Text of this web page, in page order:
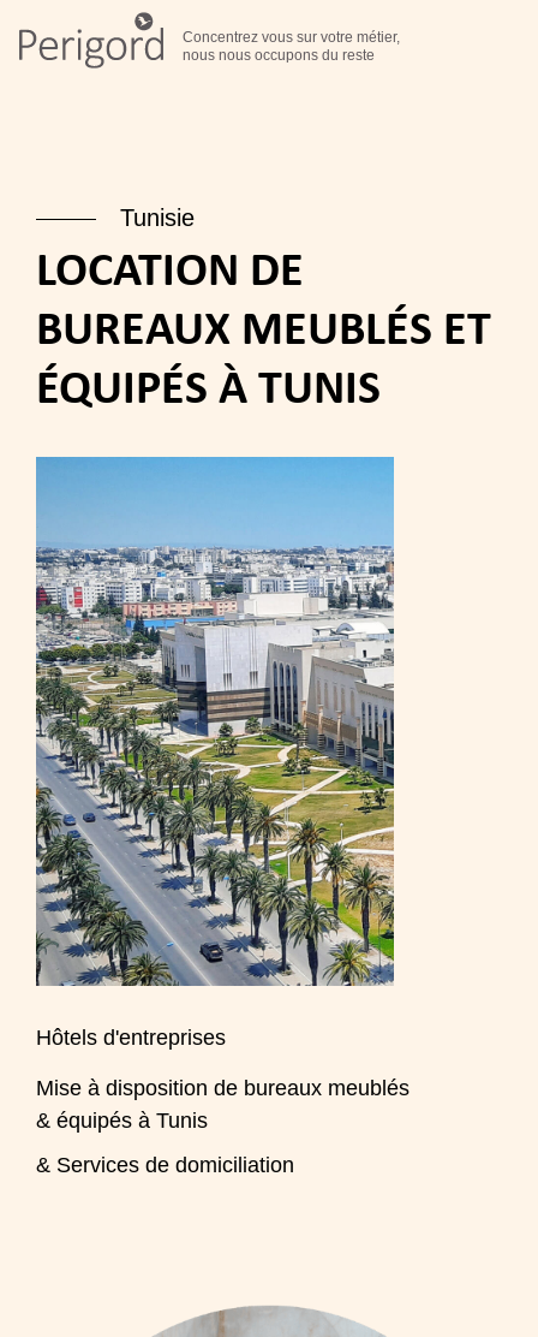
Concentrez vous sur votre métier,
nous nous occupons du reste
Tunisie
LOCATION DE
BUREAUX MEUBLÉS ET
ÉQUIPÉS À TUNIS
Hôtels d'entreprises
Mise à disposition de bureaux meublés
& équipés à Tunis
& Services de domiciliation